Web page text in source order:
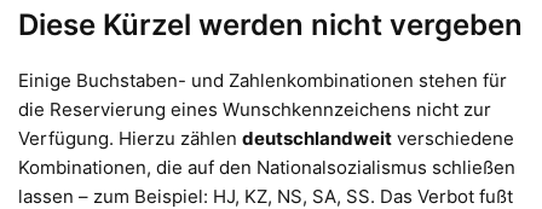
Diese Kürzel werden nicht vergeben
Einige Buchstaben- und Zahlenkombinationen stehen für
die Reservierung eines Wunschkennzeichens nicht zur
Verfügung. Hierzu zählen deutschlandweit verschiedene
Kombinationen, die auf den Nationalsozialismus schließen
lassen – zum Beispiel: HJ, KZ, NS, SA, SS. Das Verbot fußt